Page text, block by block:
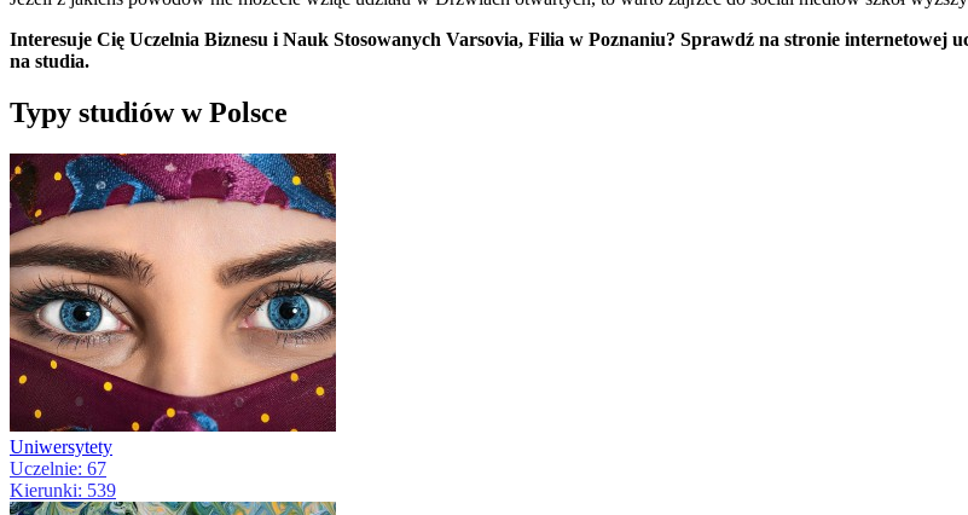
Interesuje Cię Uczelnia Biznesu i Nauk Stosowanych Varsovia, Filia w Poznaniu? Sprawdź na stronie
na studia.
Typy studiów w Polsce
Uniwersytety
Uczelnie: 67
Kierunki: 539